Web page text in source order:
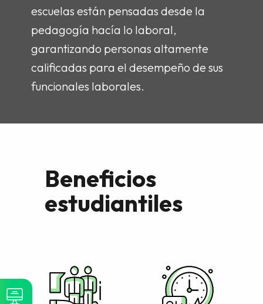
escuelas están pensadas desde la
pedagogía hacía lo laboral,
garantizando personas altamente
calificadas para el desempeño de sus
funcionales laborales.
Beneficios
estudiantiles